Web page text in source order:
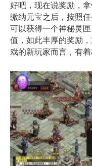
好吧，现在说奖励，
缴纳元宝之后，按照
可以获得一个神秘灵
值，如此丰厚的奖励
戏的新玩家而言，有着